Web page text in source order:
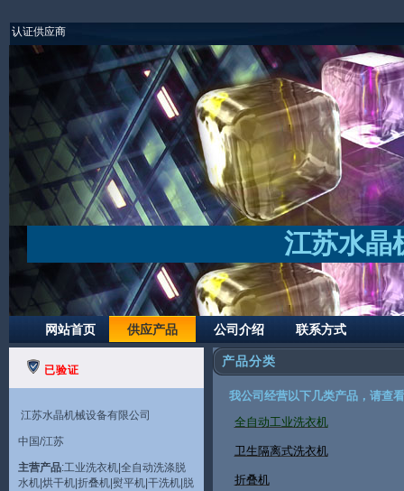
认证供应商
江苏水晶
网站首页 供应产品 公司介绍 联系方式
已验证
江苏水晶机械设备有限公司
中国/江苏
主营产品:工业洗衣机|全自动洗涤脱
水机|烘干机|折叠机|熨平机|干洗机|脱
产品分类
我公司经营以下几类产品，请查
全自动工业洗衣机
卫生隔离式洗衣机
折叠机